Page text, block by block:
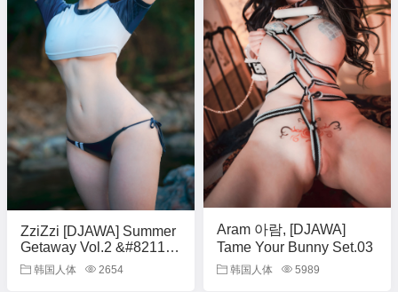
Aram 아람, [DJAWA]
Tame Your Bunny Set.03
韩国人体 5989
ZziZzi [DJAWA] Summer
Getaway Vol.2 &#8211;
Set.01
韩国人体 2654